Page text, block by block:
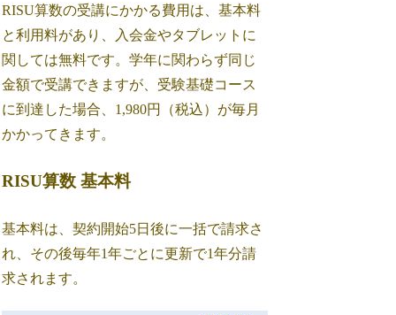
RISU算数の受講にかかる費用は、基本料
と利用料があり、入会金やタブレットに
関しては無料です。学年に関わらず同じ
金額で受講できますが、受験基礎コース
に到達した場合、1,980円（税込）が毎月
かかってきます。
RISU算数 基本料
基本料は、契約開始5日後に一括で請求さ
れ、その後毎年1年ごとに更新で1年分請
求されます。